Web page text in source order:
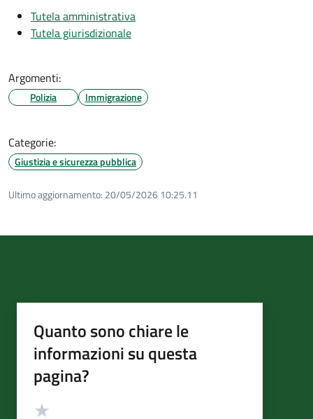
Tutela amministrativa
Tutela giurisdizionale
Argomenti:
Polizia Immigrazione
Categorie:
Giustizia e sicurezza pubblica
Ultimo aggiornamento: 20/05/2026 10:25.11
Quanto sono chiare le
informazioni su questa
pagina?
Valutazione